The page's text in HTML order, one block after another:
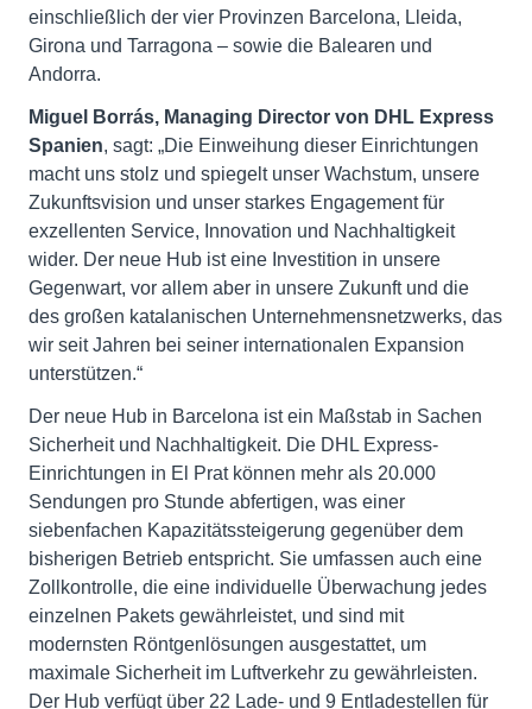
einschließlich der vier Provinzen Barcelona, Lleida,
Girona und Tarragona – sowie die Balearen und
Andorra.
Miguel Borrás, Managing Director von DHL Express
Spanien, sagt: „Die Einweihung dieser Einrichtungen
macht uns stolz und spiegelt unser Wachstum, unsere
Zukunftsvision und unser starkes Engagement für
exzellenten Service, Innovation und Nachhaltigkeit
wider. Der neue Hub ist eine Investition in unsere
Gegenwart, vor allem aber in unsere Zukunft und die
des großen katalanischen Unternehmensnetzwerks, das
wir seit Jahren bei seiner internationalen Expansion
unterstützen.“
Der neue Hub in Barcelona ist ein Maßstab in Sachen
Sicherheit und Nachhaltigkeit. Die DHL Express-
Einrichtungen in El Prat können mehr als 20.000
Sendungen pro Stunde abfertigen, was einer
siebenfachen Kapazitätssteigerung gegenüber dem
bisherigen Betrieb entspricht. Sie umfassen auch eine
Zollkontrolle, die eine individuelle Überwachung jedes
einzelnen Pakets gewährleistet, und sind mit
modernsten Röntgenlösungen ausgestattet, um
maximale Sicherheit im Luftverkehr zu gewährleisten.
Der Hub verfügt über 22 Lade- und 9 Entladestellen für